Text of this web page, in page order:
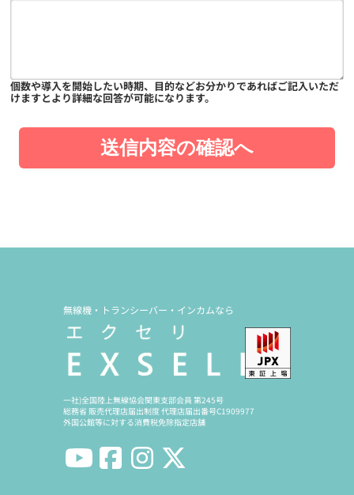
個数や導入を開始したい時期、目的などお分かりであればご記入いただ
けますとより詳細な回答が可能になります。
送信内容の確認へ
無線機・トランシーバー・インカムなら
一社)全国陸上無線協会関東支部会員 第245号
総務省 販売代理店届出制度 代理店届出番号C1909977
外国公館等に対する消費税免除指定店舗